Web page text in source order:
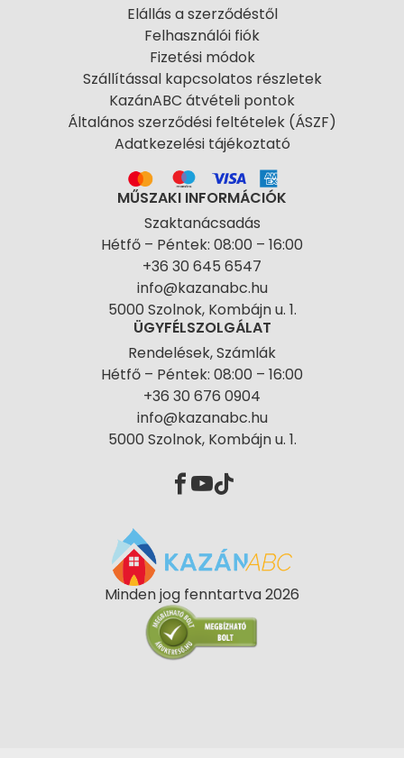
Elállás a szerződéstől
Felhasználói fiók
Fizetési módok
Szállítással kapcsolatos részletek
KazánABC átvételi pontok
Általános szerződési feltételek (ÁSZF)
Adatkezelési tájékoztató
MŰSZAKI INFORMÁCIÓK
Szaktanácsadás
Hétfő – Péntek: 08:00 – 16:00
+36 30 645 6547
info@kazanabc.hu
5000 Szolnok, Kombájn u. 1.
ÜGYFÉLSZOLGÁLAT
Rendelések, Számlák
Hétfő – Péntek: 08:00 – 16:00
+36 30 676 0904
info@kazanabc.hu
5000 Szolnok, Kombájn u. 1.
Minden jog fenntartva 2026